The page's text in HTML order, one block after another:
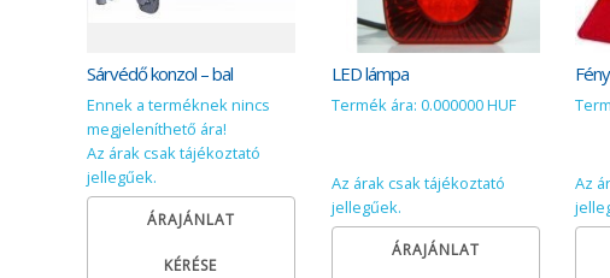
Sárvédő konzol – bal
Ennek a terméknek nincs
megjeleníthető ára!
Az árak csak tájékoztató
jellegűek.
ÁRAJÁNLAT
KÉRÉSE
LED lámpa
Termék ára: 0.000000 HUF
Az árak csak tájékoztató
jellegűek.
ÁRAJÁNLAT
Az